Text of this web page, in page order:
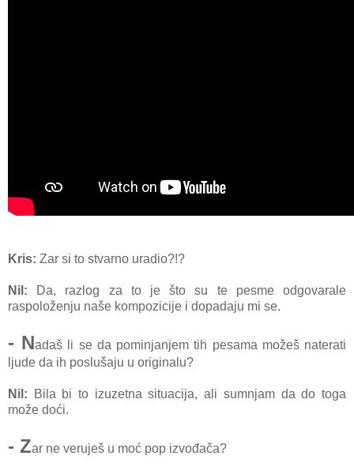
Kris: Zar si to stvarno uradio?!?
Nil: Da, razlog za to je što su te pesme odgovarale
raspoloženju naše kompozicije i dopadaju mi se.
- Nadaš li se da pominjanjem tih pesama možeš naterati
ljude da ih poslušaju u originalu?
Nil: Bila bi to izuzetna situacija, ali sumnjam da do toga
može doći.
- Zar ne veruješ u moć pop izvođača?